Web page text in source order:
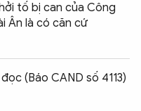
tố bị can của Công
Ân là có căn cứ
(Báo CAND số 4113)